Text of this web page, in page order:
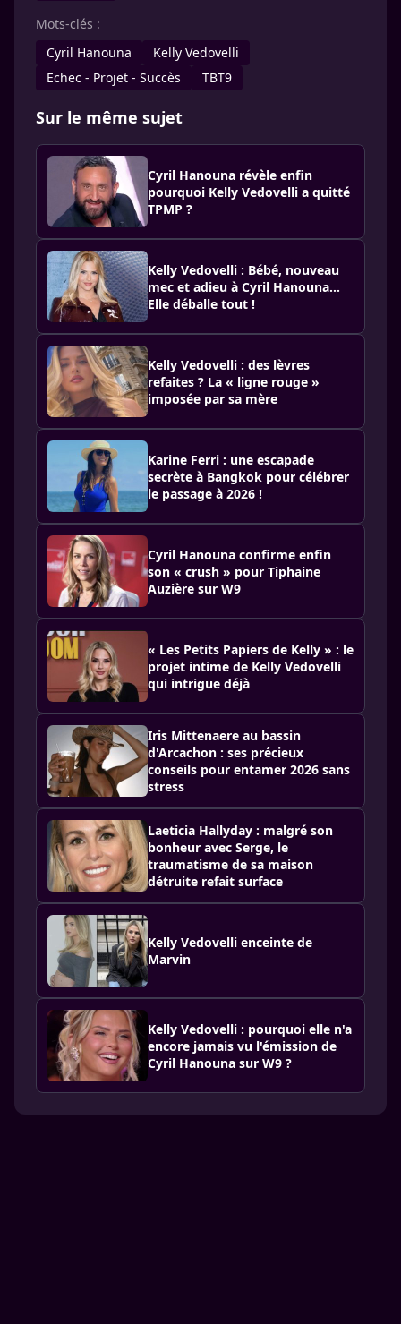
Mots-clés :
Cyril Hanouna
Kelly Vedovelli
Echec - Projet - Succès
TBT9
Sur le même sujet
Cyril Hanouna révèle enfin
pourquoi Kelly Vedovelli a quitté
TPMP ?
Kelly Vedovelli : Bébé, nouveau
mec et adieu à Cyril Hanouna...
Elle déballe tout !
Kelly Vedovelli : des lèvres
refaites ? La « ligne rouge »
imposée par sa mère
Karine Ferri : une escapade
secrète à Bangkok pour célébrer
le passage à 2026 !
Cyril Hanouna confirme enfin
son « crush » pour Tiphaine
Auzière sur W9
« Les Petits Papiers de Kelly » : le
projet intime de Kelly Vedovelli
qui intrigue déjà
Iris Mittenaere au bassin
d'Arcachon : ses précieux
conseils pour entamer 2026 sans
stress
Laeticia Hallyday : malgré son
bonheur avec Serge, le
traumatisme de sa maison
détruite refait surface
Kelly Vedovelli enceinte de
Marvin
Kelly Vedovelli : pourquoi elle n'a
encore jamais vu l'émission de
Cyril Hanouna sur W9 ?